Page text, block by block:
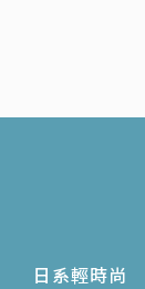
日系輕時尚